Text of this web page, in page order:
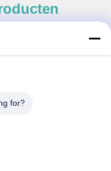
for?